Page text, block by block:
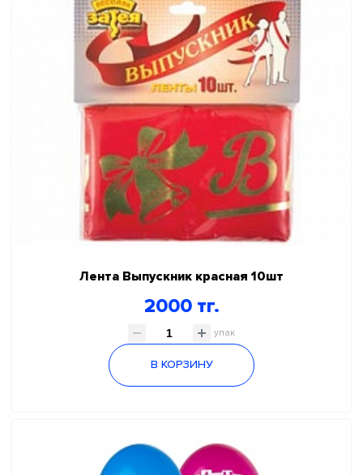
Лента Выпускник красная 10шт
2000 тг.
упак
В КОРЗИНУ